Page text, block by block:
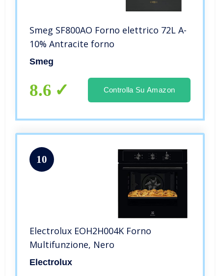
Smeg SF800AO Forno elettrico 72L A-
10% Antracite forno
Smeg
8.6 Controlla Su Amazon
10
Electrolux EOH2H004K Forno
Multifunzione, Nero
Electrolux